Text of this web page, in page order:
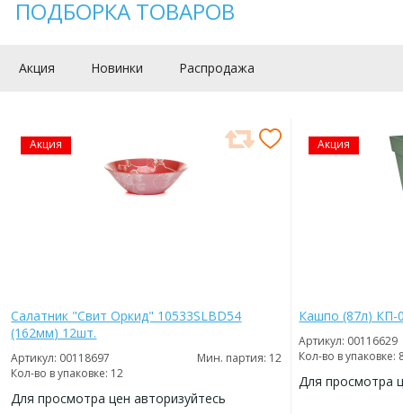
ПОДБОРКА ТОВАРОВ
Акция Новинки Распродажа
Акция
Салатник "Свит Оркид" 10533SLBD54
(162мм) 12шт.
Артикул: 00118697
Мин. партия: 12
Кол-во в упаковке: 12
Для просмотра цен авторизуйтесь
Акция
Кашпо (87л) КП-
Артикул: 00116629
Кол-во в упаковке:
Для просмотра